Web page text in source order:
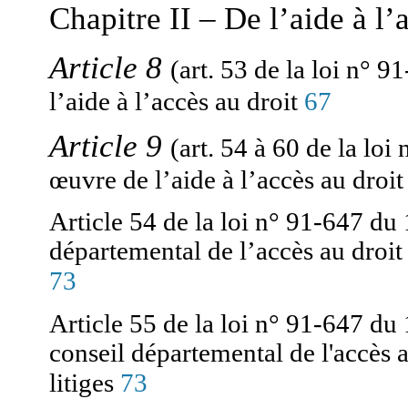
Chapitre II – De l’aide à
Article 8 (art. 53 de la loi n°
l’aide à l’accès au droit 67
Article 9 (art. 54 à 60 de la loi
œuvre de l’aide à l’accès au
Article 54 de la loi n° 91-647
départemental de l’accès au
73
Article 55 de la loi n° 91-647
conseil départemental de l'accès
litiges 73